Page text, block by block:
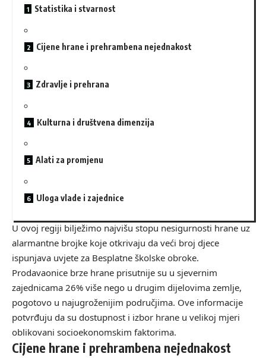
Statistika i stvarnost
Cijene hrane i prehrambena nejednakost
Zdravlje i prehrana
Kulturna i društvena dimenzija
Alati za promjenu
Uloga vlade i zajednice
U ovoj regiji bilježimo najvišu stopu nesigurnosti hrane uz
alarmantne brojke koje otkrivaju da veći broj djece
ispunjava uvjete za Besplatne školske obroke.
Prodavaonice brze hrane prisutnije su u sjevernim
zajednicama 26% više nego u drugim dijelovima zemlje,
pogotovo u najugroženijim područjima. Ove informacije
potvrđuju da su dostupnost i izbor hrane u velikoj mjeri
oblikovani socioekonomskim faktorima.
Cijene hrane i prehrambena nejednakost